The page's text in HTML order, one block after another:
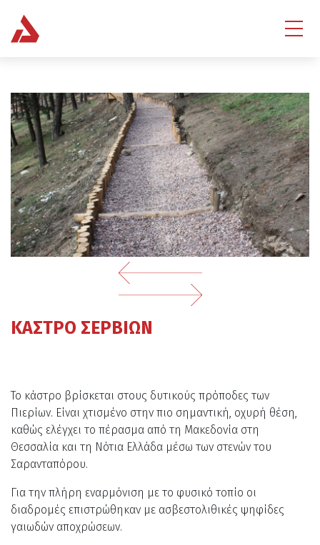
ΚΑΣΤΡΟ ΣΕΡΒΙΩΝ
Το κάστρο βρίσκεται στους δυτικούς πρόποδες των
Πιερίων. Είναι χτισμένο στην πιο σημαντική, οχυρή θέση,
καθώς ελέγχει το πέρασμα από τη Μακεδονία στη
Θεσσαλία και τη Νότια Ελλάδα μέσω των στενών του
Σαρανταπόρου.
Για την πλήρη εναρμόνιση με το φυσικό τοπίο οι
διαδρομές επιστρώθηκαν με ασβεστολιθικές ψηφίδες
γαιωδών αποχρώσεων.